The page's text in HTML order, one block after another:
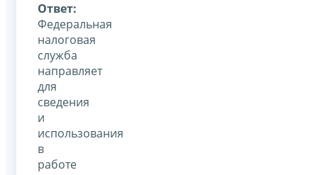
Ответ:
Федеральная
налоговая
служба
направляет
для
сведения
и
использования
в
работе